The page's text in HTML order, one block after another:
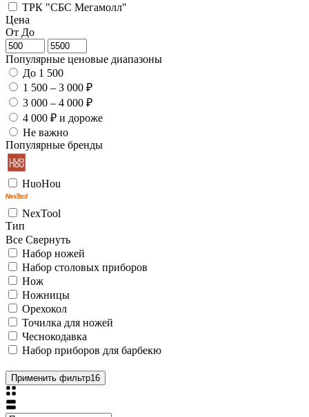
ТРК "СБС Мегамолл"
Цена
От До
Популярные ценовые диапазоны
До 1 500
1 500 – 3 000 ₽
3 000 – 4 000 ₽
4 000 ₽ и дороже
Не важно
Популярные бренды
HuoHou
NexTool
Тип
Все Свернуть
Набор ножей
Набор столовых приборов
Нож
Ножницы
Орехокол
Точилка для ножей
Чеснокодавка
Набор приборов для барбекю
Применить фильтр16